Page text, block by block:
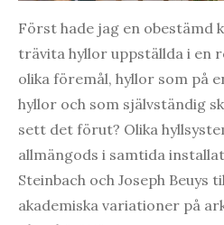
Först hade jag en obestämd
trävita hyllor uppställda i en
olika föremål, hyllor som på
hyllor och som självständig
sett det förut? Olika
allmängods i samtida
Steinbach och Joseph Beuys
akademiska variationer på